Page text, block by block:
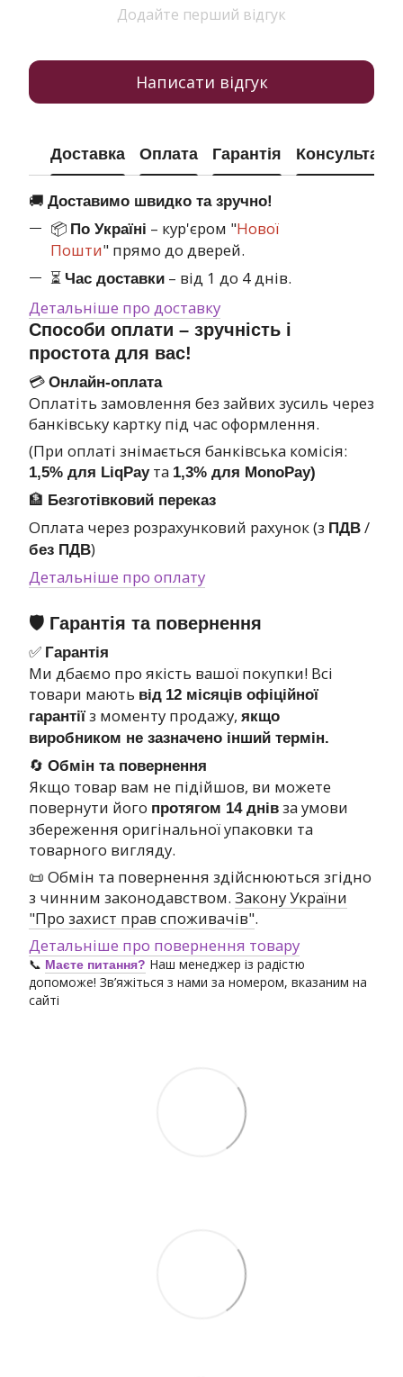
Додайте перший відгук
Написати відгук
Доставка Оплата Гарантія Консультація
🚚 Доставимо швидко та зручно!
📦 По Україні – кур'єром "Нової
Пошти" прямо до дверей.
⏳ Час доставки – від 1 до 4 днів.
Детальніше про доставку
Способи оплати – зручність і
простота для вас!
💳 Онлайн-оплата
Оплатіть замовлення без зайвих зусиль через
банківську картку під час оформлення.
(При оплаті знімається банківська комісія:
1,5% для LiqPayта 1,3% для MonoPay)
🏦 Безготівковий переказ
Оплата через розрахунковий рахунок (з ПДВ /
без ПДВ)
Детальніше про оплату
🛡 Гарантія та повернення
✅ Гарантія
Ми дбаємо про якість вашої покупки! Всі
товари мають від 12 місяців офіційної
гарантії з моменту продажу, якщо
виробником не зазначено інший термін.
🔄 Обмін та повернення
Якщо товар вам не підійшов, ви можете
повернути його протягом 14 днів за умови
збереження оригінальної упаковки та
товарного вигляду.
📜 Обмін та повернення здійснюються згідно
з чинним законодавством. Закону України
"Про захист прав споживачів".
Детальніше про повернення товару
📞 Маєте питання? Наш менеджер із радістю
допоможе! Зв’яжіться з нами за номером, вказаним на
сайті